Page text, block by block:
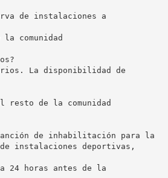
de instalaciones a
comunidad
La disponibilidad de
de la comunidad
de inhabilitación para la
instalaciones deportivas,
24 horas antes de la